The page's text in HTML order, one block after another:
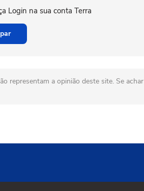
Login na sua conta Terra
representam a opinião deste site. Se achar